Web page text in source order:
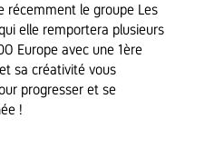
récemment le groupe Les
elle remportera plusieurs
Europe avec une 1ère
sa créativité vous
progresser et se
!